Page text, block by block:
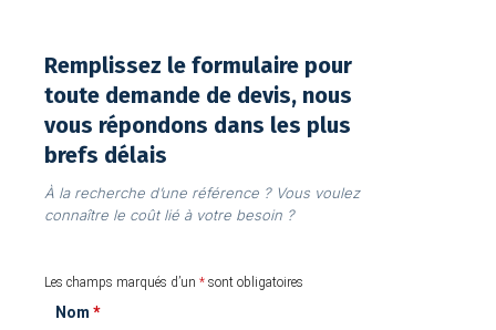
Remplissez le formulaire pour
toute demande de devis, nous
vous répondons dans les plus
brefs délais
À la recherche d’une référence ? Vous voulez
connaître le coût lié à votre besoin ?
Les champs marqués d’un * sont obligatoires
Nom *